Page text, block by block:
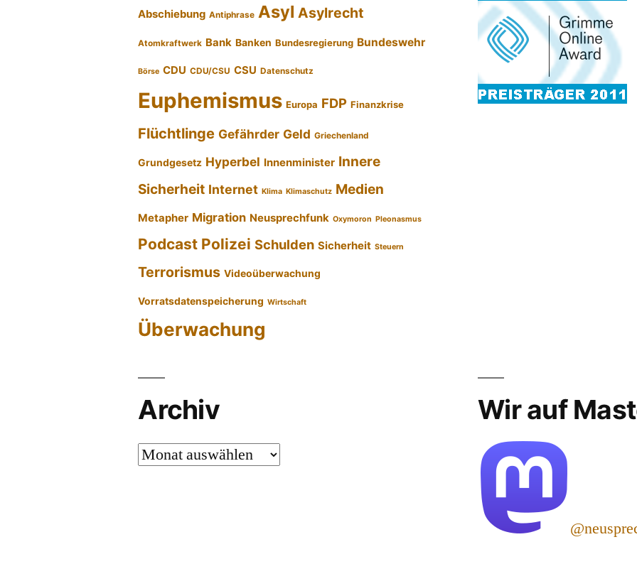
Abschiebung Antiphrase Asyl Asylrecht
Atomkraftwerk Bank Banken Bundesregierung Bundeswehr
Börse CDU CDU/CSU CSU Datenschutz
Euphemismus Europa FDP Finanzkrise
Flüchtlinge Gefährder Geld Griechenland
Grundgesetz Hyperbel Innenminister Innere
Sicherheit Internet Klima Klimaschutz Medien
Metapher Migration Neusprechfunk Oxymoron Pleonasmus
Podcast Polizei Schulden Sicherheit Steuern
Terrorismus Videoüberwachung
Vorratsdatenspeicherung Wirtschaft
Überwachung
Archiv
Archiv
Wir auf